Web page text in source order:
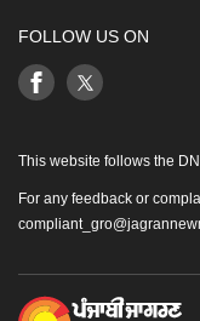
FOLLOW US ON
This website follows the
For any feedback or